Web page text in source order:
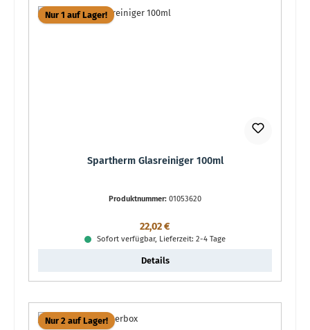
Nur 1 auf Lager!
Spartherm Glasreiniger 100ml
Produktnummer: 01053620
Regulärer Preis:
22,02 €
Sofort verfügbar, Lieferzeit: 2-4 Tage
Details
Nur 2 auf Lager!